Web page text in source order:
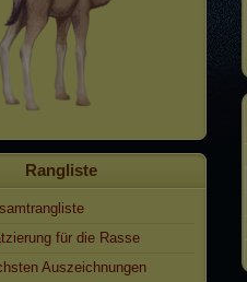
Rangliste
für die Rasse
Auszeichnungen